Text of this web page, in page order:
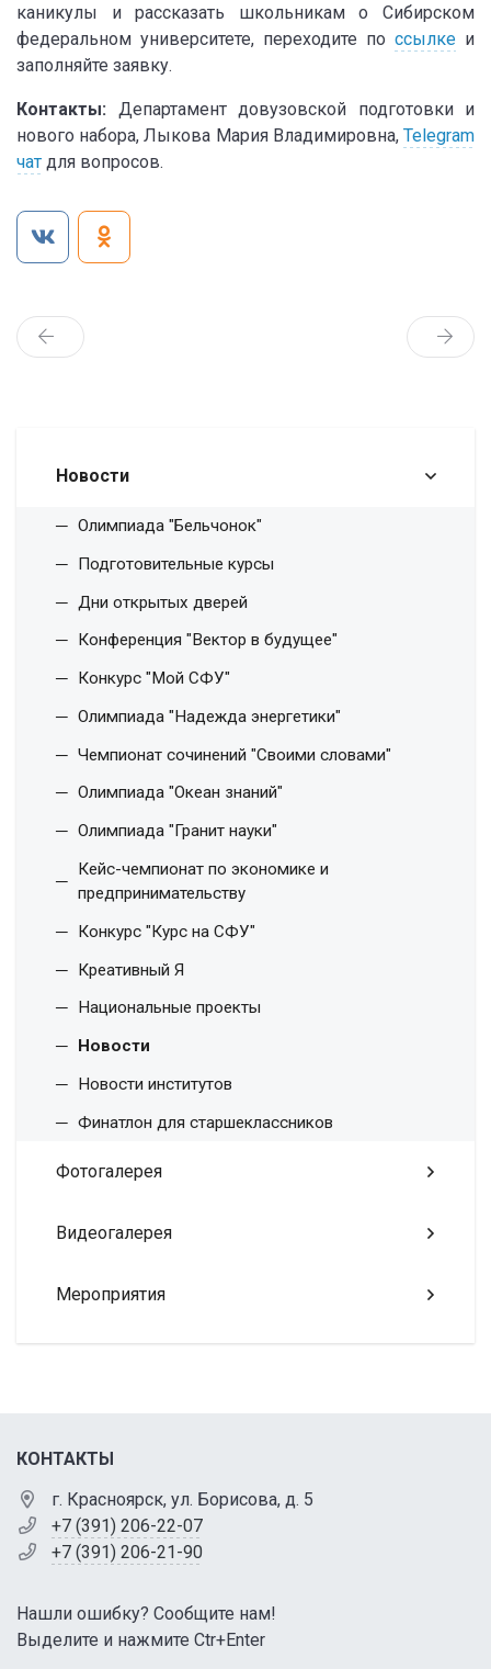
Новости
Олимпиада "Бельчонок"
Подготовительные курсы
Дни открытых дверей
Конференция "Вектор в будущее"
Конкурс "Мой СФУ"
Олимпиада "Надежда энергетики"
Чемпионат сочинений "Своими словами"
Олимпиада "Океан знаний"
Олимпиада "Гранит науки"
Кейс-чемпионат по экономике и
предпринимательству
Конкурс "Курс на СФУ"
Креативный Я
Национальные проекты
Новости
Новости институтов
Финатлон для старшеклассников
Фотогалерея
Видеогалерея
Мероприятия
каникулы и рассказать школьникам о Сибирском
федеральном университете, переходите по ссылке и
заполняйте заявку.
Контакты: Департамент довузовской подготовки и
нового набора, Лыкова Мария Владимировна, Telegram
чат для вопросов.
КОНТАКТЫ
г. Красноярск, ул. Борисова, д. 5
+7 (391) 206-22-07
+7 (391) 206-21-90
Нашли ошибку? Сообщите нам!
Выделите и нажмите Ctr+Enter